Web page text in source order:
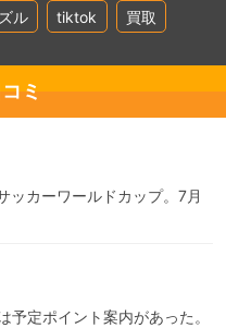
ル tiktok 買取
ミ
ッカーワールドカップ。7月
定ポイント案内があった。